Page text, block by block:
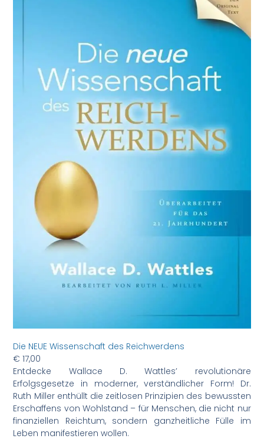
Die NEUE Wissenschaft des Reichwerdens
€ 17,00
Entdecke Wallace D. Wattles’ revolutionäre
Erfolgsgesetze in moderner, verständlicher Form! Dr.
Ruth Miller enthüllt die zeitlosen Prinzipien des bewussten
Erschaffens von Wohlstand – für Menschen, die nicht nur
finanziellen Reichtum, sondern ganzheitliche Fülle im
Leben manifestieren wollen.